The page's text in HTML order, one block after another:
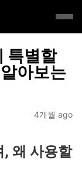
특별할
아보는
4개월 ago
, 왜 사용할